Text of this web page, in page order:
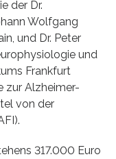
der Dr.
Wolfgang
und Dr. Peter
und
Frankfurt
zur Alzheimer-
von der
317.000 Euro